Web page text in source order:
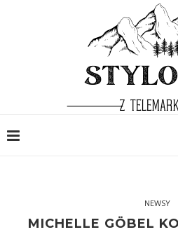
NEWSY
MICHELLE GÖBEL